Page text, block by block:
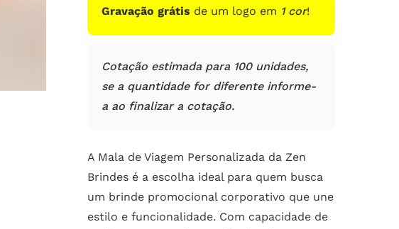
Gravação grátis de um logo em 1 cor!
Cotação estimada para 100 unidades,
se a quantidade for diferente informe-
a ao finalizar a cotação.
A Mala de Viagem Personalizada da Zen
Brindes é a escolha ideal para quem busca
um brinde promocional corporativo que une
estilo e funcionalidade. Com capacidade de